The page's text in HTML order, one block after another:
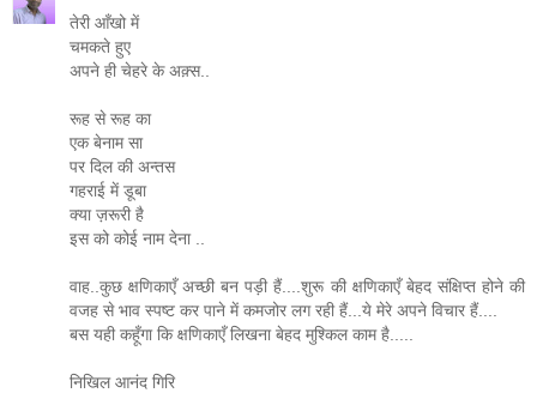
तेरी आँखो में
चमकते हुए
अपने ही चेहरे के अक़्स..
रूह से रूह का
एक बेनाम सा
पर दिल की अन्तस
गहराई में डूबा
क्या ज़रूरी है
इस को कोई नाम देना ..
वाह..कुछ क्षणिकाएँ अच्छी बन पड़ी हैं....शुरू की क्षणिकाएँ बेहद संक्षिप्त होने की
वजह से भाव स्पष्ट कर पाने में कमजोर लग रही हैं...ये मेरे अपने विचार हैं....
बस यही कहूँगा कि क्षणिकाएँ लिखना बेहद मुश्किल काम है.....
निखिल आनंद गिरि